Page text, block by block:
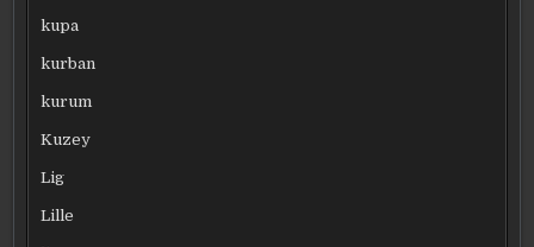
kupa
kurban
kurum
Kuzey
Lig
Lille